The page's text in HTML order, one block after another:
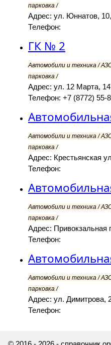
парковка /
Адрес: ул. Юннатов,
Телефон:
ГК № 2
Автомобили и техника /
парковка /
Адрес: ул. 12 Марта,
Телефон: +7 (8772) 55-
Автомобили и техника /
парковка /
Адрес: Крестьянская
Телефон:
Автомобили и техника /
парковка /
Адрес:
Телефон:
Автомобили и техника /
парковка /
Адрес: ул. Димитрова,
Телефон: